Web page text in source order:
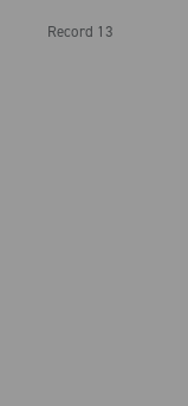
Record 13